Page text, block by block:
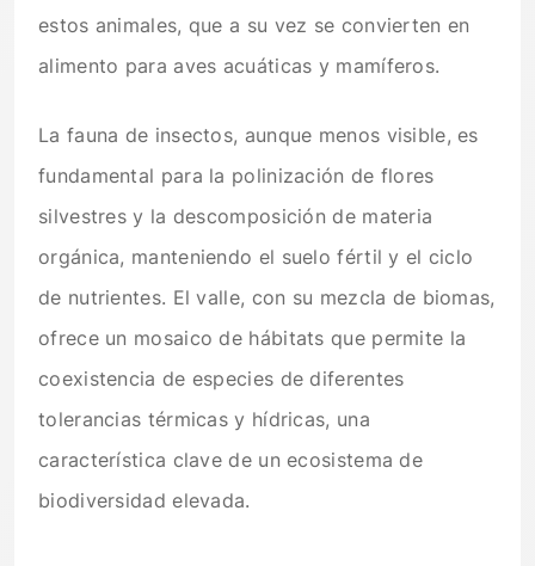
estos animales, que a su vez se convierten en
alimento para aves acuáticas y mamíferos.
La fauna de insectos, aunque menos visible, es
fundamental para la polinización de flores
silvestres y la descomposición de materia
orgánica, manteniendo el suelo fértil y el ciclo
de nutrientes. El valle, con su mezcla de biomas,
ofrece un mosaico de hábitats que permite la
coexistencia de especies de diferentes
tolerancias térmicas y hídricas, una
característica clave de un ecosistema de
biodiversidad elevada.